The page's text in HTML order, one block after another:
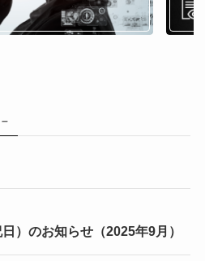
）のお知らせ（2025年9月）